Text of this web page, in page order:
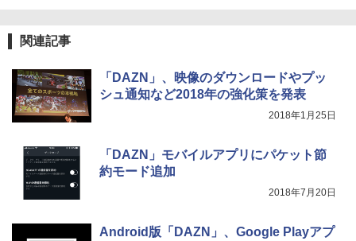
関連記事
「DAZN」、映像のダウンロードやプッ
シュ通知など2018年の強化策を発表
2018年1月25日
「DAZN」モバイルアプリにパケット節
約モード追加
2018年7月20日
Android版「DAZN」、Google Playアプ